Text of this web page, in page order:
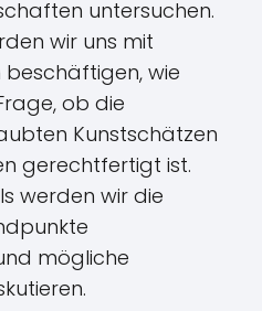
untersuchen.
wir uns mit
wie
ob die
Kunstschätzen
gerechtfertigt ist.
werden wir die
mögliche